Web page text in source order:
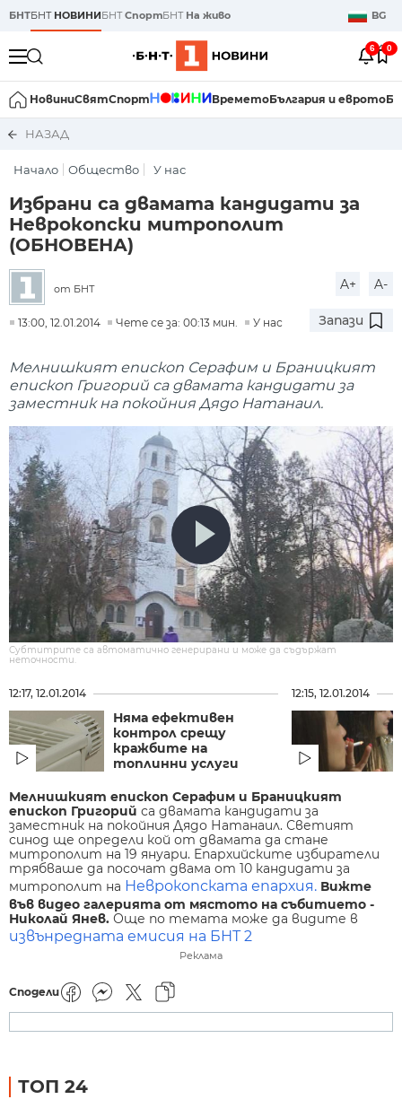
БНТБНТ НОВИНИБНТСпортБНТ На живо BG
6 0
НовиниСвятСпорт ВреметоБългария и еврото
НАЗАД
Начало Общество У нас
Избрани са двамата кандидати за
Неврокопски митрополит
(ОБНОВЕНА)
от БНТ A+ A-
13:00, 12.01.2014 Чете се за: 00:13 мин. У нас Запази
Мелнишкият епископ Серафим и Браницкият
епископ Григорий са двамата кандидати за
заместник на покойния Дядо Натанаил.
Субтитрите са автоматично генерирани и може да съдържат
неточности.
12:17, 12.01.2014
Няма ефективен
контрол срещу
кражбите на
топлинни услуги
12:15, 12.01.2014
Мелнишкият епископ Серафим и Браницкият
епископ Григорий са двамата кандидати за
заместник на покойния Дядо Натанаил. Светият
синод ще определи кой от двамата да стане
митрополит на 19 януари. Eпархийските избиратели
трябваше да посочат двама от 10 кандидати за
митрополит на Неврокопската епархия. Вижте
във видео галерията от мястото на събитието -
Николай Янев. Още по темата може да видите в
извънредната емисия на БНТ 2
Реклама
Сподели
ТОП 24